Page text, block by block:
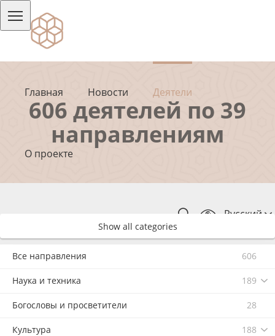
Главная Новости Деятели
О проекте
Русский
606 деятелей по 39
направлениям
Show all categories
Все направления 606
Наука и техника 189
Богословы и просветители 28
Культура 188